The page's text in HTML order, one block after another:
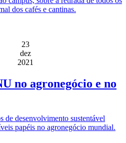
dos cafés e cantinas.
23
dez
2021
no agronegócio e no
de desenvolvimento sustentável
papéis no agronegócio mundial.